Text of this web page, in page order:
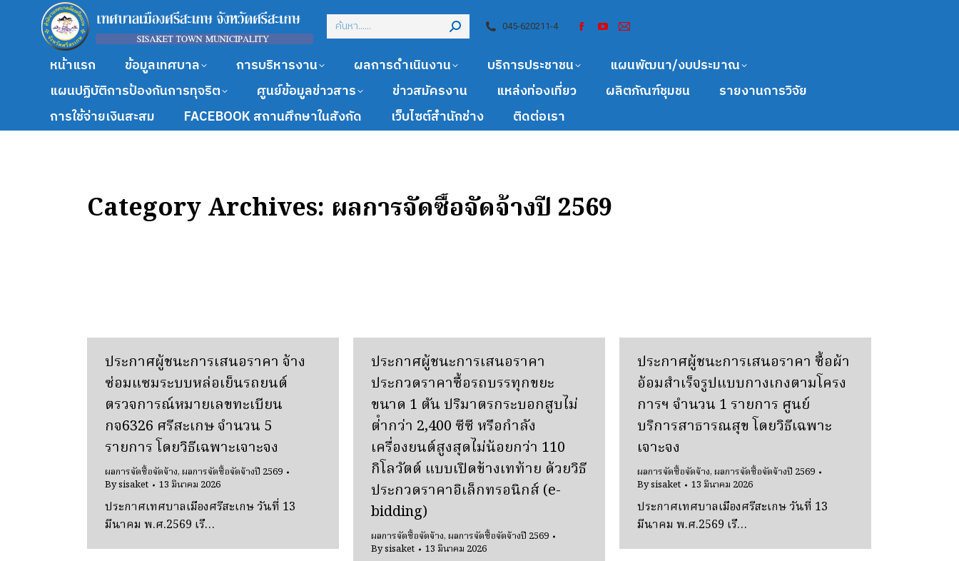
045-620211-4
หน้าแรก ข้อมูลเทศบาล การบริหารงาน ผลการดำเนินงาน บริการประชาชน
แผนพัฒนา/งบประมาณ
แผนปฏิบัติการป้องกันการทุจริต
ศูนย์ข้อมูลข่าวสาร ข่าวสมัครงาน แหล่งท่องเที่ยว ผลิตภัณฑ์ชุมชน
รายงานการวิจัย
การใช้จ่ายเงินสะสม
FACEBOOK สถานศึกษาในสังกัด เว็บไซต์สำนักช่าง ติดต่อเรา
Category Archives: ผลการจัดซื้อจัดจ้างปี 2569
ประกาศผู้ชนะการเสนอราคา จ้าง
ซ่อมแซมระบบหล่อเย็นรถยนต์
ตรวจการณ์หมายเลขทะเบียน
กจ6326 ศรีสะเกษ จํานวน 5
รายการ โดยวิธีเฉพาะเจาะจง
ผลการจัดซื้อจัดจ้าง,ผลการจัดซื้อจัดจ้างปี 2569
Bysisaket 13 มีนาคม 2026
ประกาศเทศบาลเมืองศรีสะเกษ วันที่ 13
มีนาคม พ.ศ.2569 เรื…
ประกาศผู้ชนะการเสนอราคา
ประกวดราคาซื้อรถบรรทุกขยะ
ขนาด 1 ตัน ปริมาตรกระบอกสูบไม่
ต่ํากว่า 2,400 ซีซี หรือกําลัง
เครื่องยนต์สูงสุดไม่น้อยกว่า 110
กิโลวัตต์ แบบเปิดข้างเทท้าย ด้วยวิธี
ประกวดราคาอิเล็กทรอนิกส์ (e-
bidding)
ผลการจัดซื้อจัดจ้าง,ผลการจัดซื้อจัดจ้างปี 2569
Bysisaket 13 มีนาคม 2026
ประกาศผู้ชนะการเสนอราคา ซื้อผ้า
อ้อมสําเร็จรูปแบบกางเกงตามโครง
การฯ จํานวน 1 รายการ ศูนย์
บริการสาธารณสุข โดยวิธีเฉพาะ
เจาะจง
ผลการจัดซื้อจัดจ้าง,ผลการจัดซื้อจัดจ้างปี 2569
Bysisaket 13 มีนาคม 2026
ประกาศเทศบาลเมืองศรีสะเกษ วันที่ 13
มีนาคม พ.ศ.2569 เรื…